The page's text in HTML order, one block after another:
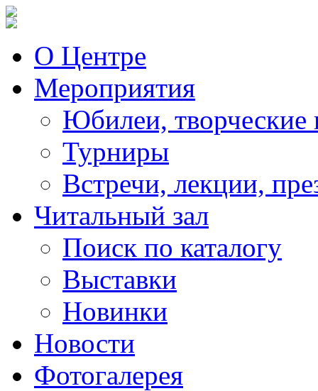
О Центре
Мероприятия
Юбилеи, творческие
Турниры
Встречи, лекции,
Читальный зал
Поиск по каталогу
Выставки
Новинки
Новости
Фотогалерея